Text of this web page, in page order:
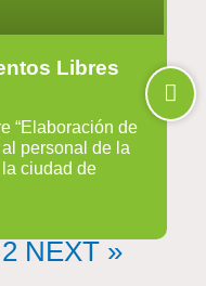
Libres
“Elaboración de
personal de la
ciudad de
2 NEXT »